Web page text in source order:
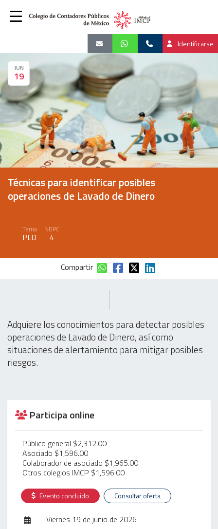
Identificarse
JUN
19
Técnicas para identificar posibles
operaciones de Lavado de Dinero
Tema
PLD
NDPC
4
Compartir
Adquiere los conocimientos para detectar posibles
operaciones de Lavado de Dinero, así como
situaciones de alertamiento para mitigar posibles
riesgos.
Participa online
Público general $2,312.00
Asociado $1,596.00
Colaborador de asociado $1,965.00
Otros colegios IMCP $1,596.00
Evento concluido Consultar oferta
Viernes 19 de junio de 2026